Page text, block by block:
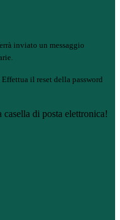
inviato un messaggio
il reset della password
di posta elettronica!